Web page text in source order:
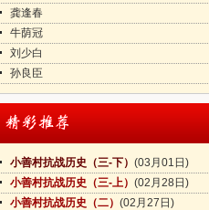
龚逢春
牛荫冠
刘少白
孙良臣
小善村抗战历史（三-下） (03月01日)
小善村抗战历史（三-上） (02月28日)
小善村抗战历史（二） (02月27日)